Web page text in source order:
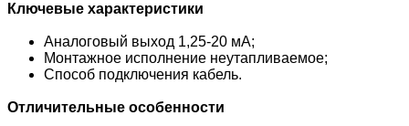
Ключевые характеристики
Аналоговый выход 1,25-20 мА;
Монтажное исполнение неутапливаемое;
Способ подключения кабель.
Отличительные особенности